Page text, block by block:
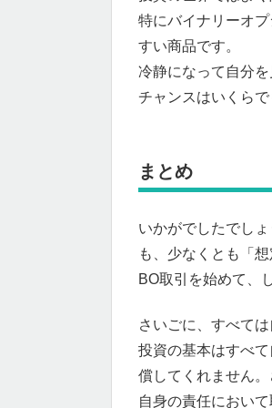
特にバイナリーオ
すい商品です。
冷静になって自分
チャンスはいくら
まとめ
いかがでしたでし
も、少なくとも「
BO取引を始めて、
さいごに、すべて
投資の基本はすべ
償してくれません
自身の責任において